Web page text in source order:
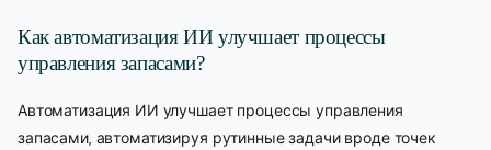
Как автоматизация ИИ улучшает процессы
управления запасами?
Автоматизация ИИ улучшает процессы управления
запасами, автоматизируя рутинные задачи вроде точек